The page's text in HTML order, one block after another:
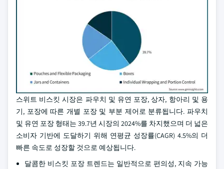
스위트 비스킷 시장은 파우치 및 유연 포장, 상자, 항아리 및 용
기, 포장에 따른 개별 포장 및 부분 제어로 분류됩니다. 파우치
및 유연 포장 형태는 39.7년 시장의 2024%를 차지했으며 더 넓은
소비자 기반에 도달하기 위해 연평균 성장률(CAGR) 4.5%의 더
빠른 속도로 성장할 것으로 예상됩니다.
달콤한 비스킷 포장 트렌드는 일반적으로 편의성, 지속 가능